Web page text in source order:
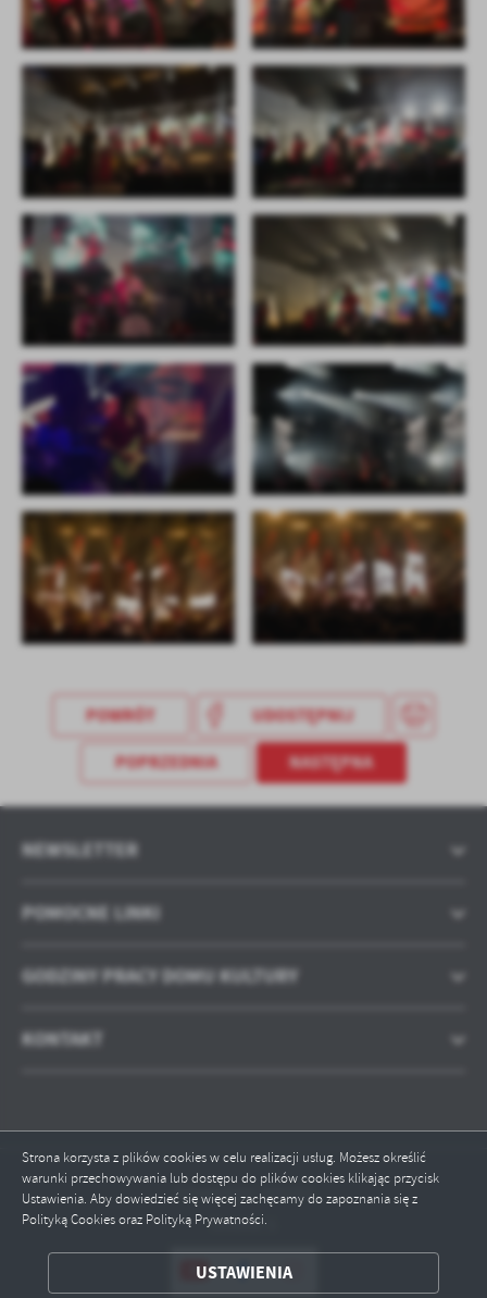
Strona korzysta z plików cookies w celu realizacji usług. Możesz określić
warunki przechowywania lub dostępu do plików cookies klikając przycisk
Ustawienia. Aby dowiedzieć się więcej zachęcamy do zapoznania się z
Polityką Cookies oraz Polityką Prywatności.
USTAWIENIA
ZAPISZ WYBRANE
ODRZUĆ WSZYSTKIE
POWRÓT UDOSTĘPNIJ
POPRZEDNIA NASTĘPNA
POMOCNE LINKI
NEWSLETTER
GODZINY PRACY DOMU KULTURY
KONTAKT
Odwiedzin: 305153
Online: 5